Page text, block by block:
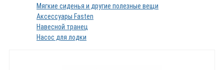
Мягкие сиденья и другие полезные вещи
Аксессуары Fasten
Навесной транец
Насос для лодки